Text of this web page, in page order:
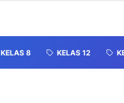
KELAS 8 KELAS 12